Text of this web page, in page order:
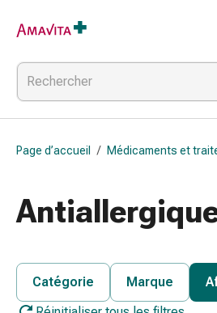
Médicaments
et
traitements
Lésions
cutanées
et
Compresses
Bandes
élastiques
les
doigts
Page d’accueil / Médicaments et
Catégorie Marque